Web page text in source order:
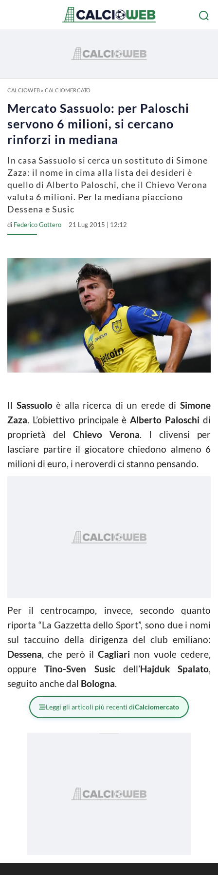
CALCIOWEB» CALCIOMERCATO
Mercato Sassuolo: per Paloschi
servono 6 milioni, si cercano
rinforzi in mediana
In casa Sassuolo si cerca un sostituto di Simone
Zaza: il nome in cima alla lista dei desideri è
quello di Alberto Paloschi, che il Chievo Verona
valuta 6 milioni. Per la mediana piacciono
Dessena e Susic
di Federico Gottero 21 Lug 2015 | 12:12
Il Sassuoloè alla ricerca di un erede diSimone
Zaza. L’obiettivo principale èAlberto Paloschi di
proprietà del Chievo Verona. I clivensi per
lasciare partire il giocatore chiedono almeno 6
milioni di euro, i neroverdi ci stanno pensando.
Per il centrocampo, invece, secondo quanto
riporta “La Gazzetta dello Sport”, sono due i nomi
sul taccuino della dirigenza del club emiliano:
Dessena, che però il Cagliari non vuole cedere,
oppureTino-Sven Susicdell’Hajduk Spalato,
seguito anche dal Bologna.
Leggi gli articoli più recenti diCalciomercato